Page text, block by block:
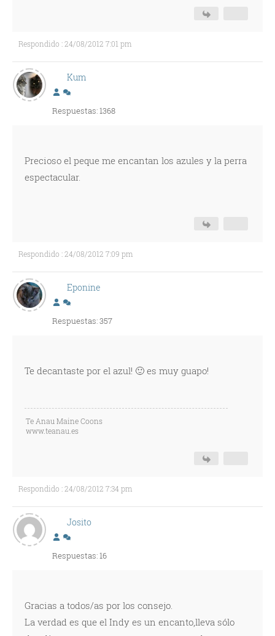
Respondido : 24/08/2012 7:01 pm
Kum
Respuestas: 1368
Precioso el peque me encantan los azules y la perra
espectacular.
Respondido : 24/08/2012 7:09 pm
Eponine
Respuestas: 357
Te decantaste por el azul! 🙂 es muy guapo!
Te Anau Maine Coons
www.teanau.es
Respondido : 24/08/2012 7:34 pm
Josito
Respuestas: 16
Gracias a todos/as por los consejo.
La verdad es que el Indy es un encanto,lleva sólo